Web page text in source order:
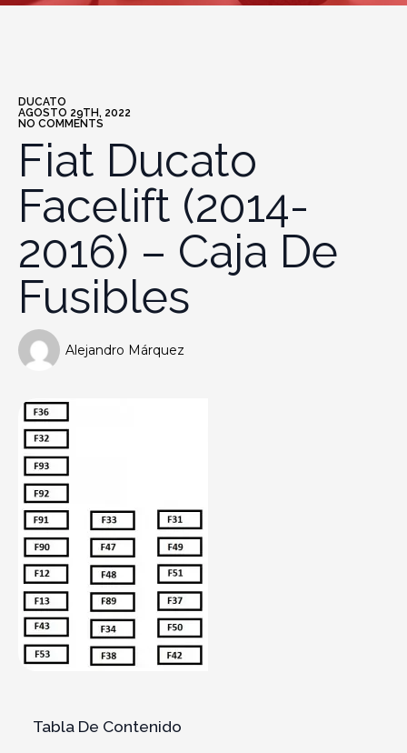
DUCATO
AGOSTO 29TH, 2022
NO COMMENTS
Fiat Ducato
Facelift (2014-
2016) – Caja De
Fusibles
Alejandro Márquez
Tabla De Contenido